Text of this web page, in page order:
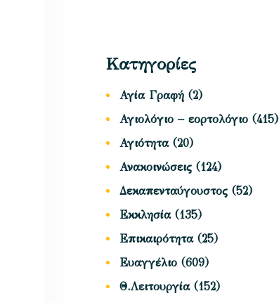
Κατηγορίες
Αγία Γραφή (2)
Αγιολόγιο – εορτολόγιο (415)
Αγιότητα(20)
Ανακοινώσεις (124)
Δεκαπενταύγουστος (52)
Εκκλησία(135)
Επικαιρότητα(25)
Ευαγγέλιο (609)
Θ.Λειτουργία(152)